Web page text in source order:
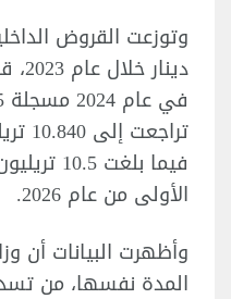
فيما
الأولى من عام 2026.
وأظهرت البيانات أن